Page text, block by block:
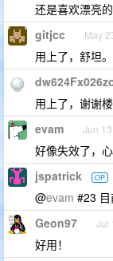
还是喜欢漂亮
gitjcc May
用上了，舒坦
用上了，谢谢楼
evam Jun
好像失效了，
jspatrick OP
@evam #23
Geon97 Jul
好用！